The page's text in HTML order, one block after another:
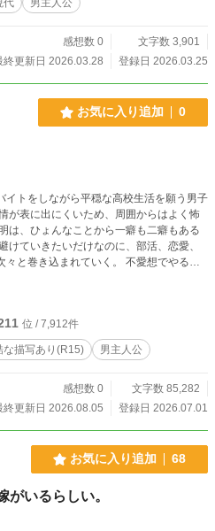
代 男主人公
感想数 0
文字数 3,901
終更新日 2026.03.28
登録日 2026.03.25
お気に入り追加 0
イトをしながら平穏な高校生活を願う男子
まれていく。 不愛想でやる気
けない。 これは、平穏な日
語。
位 / 7,912件
な描写あり(R15) 男主人公
感想数 0
文字数 85,282
終更新日 2026.08.05
登録日 2026.07.01
お気に入り追加 68
がいるらしい。